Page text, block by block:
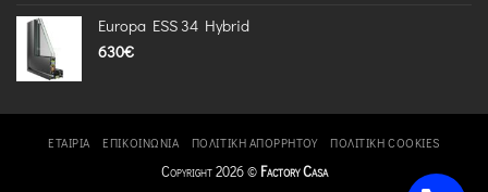
Europa ESS 34 Hybrid
630€
ΕΤΑΙΡΊΑ ΕΠΙΚΟΙΝΩΝΊΑ ΠΟΛΙΤΙΚΉ ΑΠΟΡΡΉΤΟΥ ΠΟΛΙΤΙΚΉ COOKIES
Copyright 2026 © Factory Casa